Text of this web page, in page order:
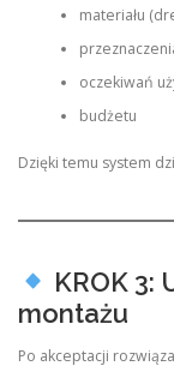
materiału
oczekiwań
budżetu
Dzięki temu system
KROK 3:
montażu
Po akceptacji